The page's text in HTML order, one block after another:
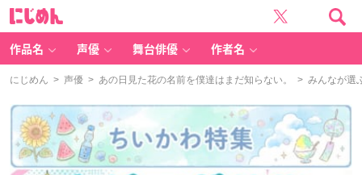
作品名 声優 舞台俳優 作者名
にじめん > 声優 > あの日見た花の名前を僕達はまだ知らない。 > みんなが選